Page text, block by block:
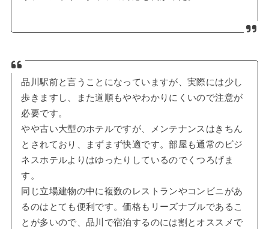
品川駅前と言うことになっていますが、実際には少し
歩きますし、また道順もややわかりにくいので注意が
必要です。
やや古い大型のホテルですが、メンテナンスはきちん
とされており、まずまず快適です。部屋も通常のビジ
ネスホテルよりはゆったりしているのでくつろげま
す。
同じ立場建物の中に複数のレストランやコンビニがあ
るのはとても便利です。価格もリーズナブルであるこ
とが多いので、品川で宿泊するのには割とオススメで